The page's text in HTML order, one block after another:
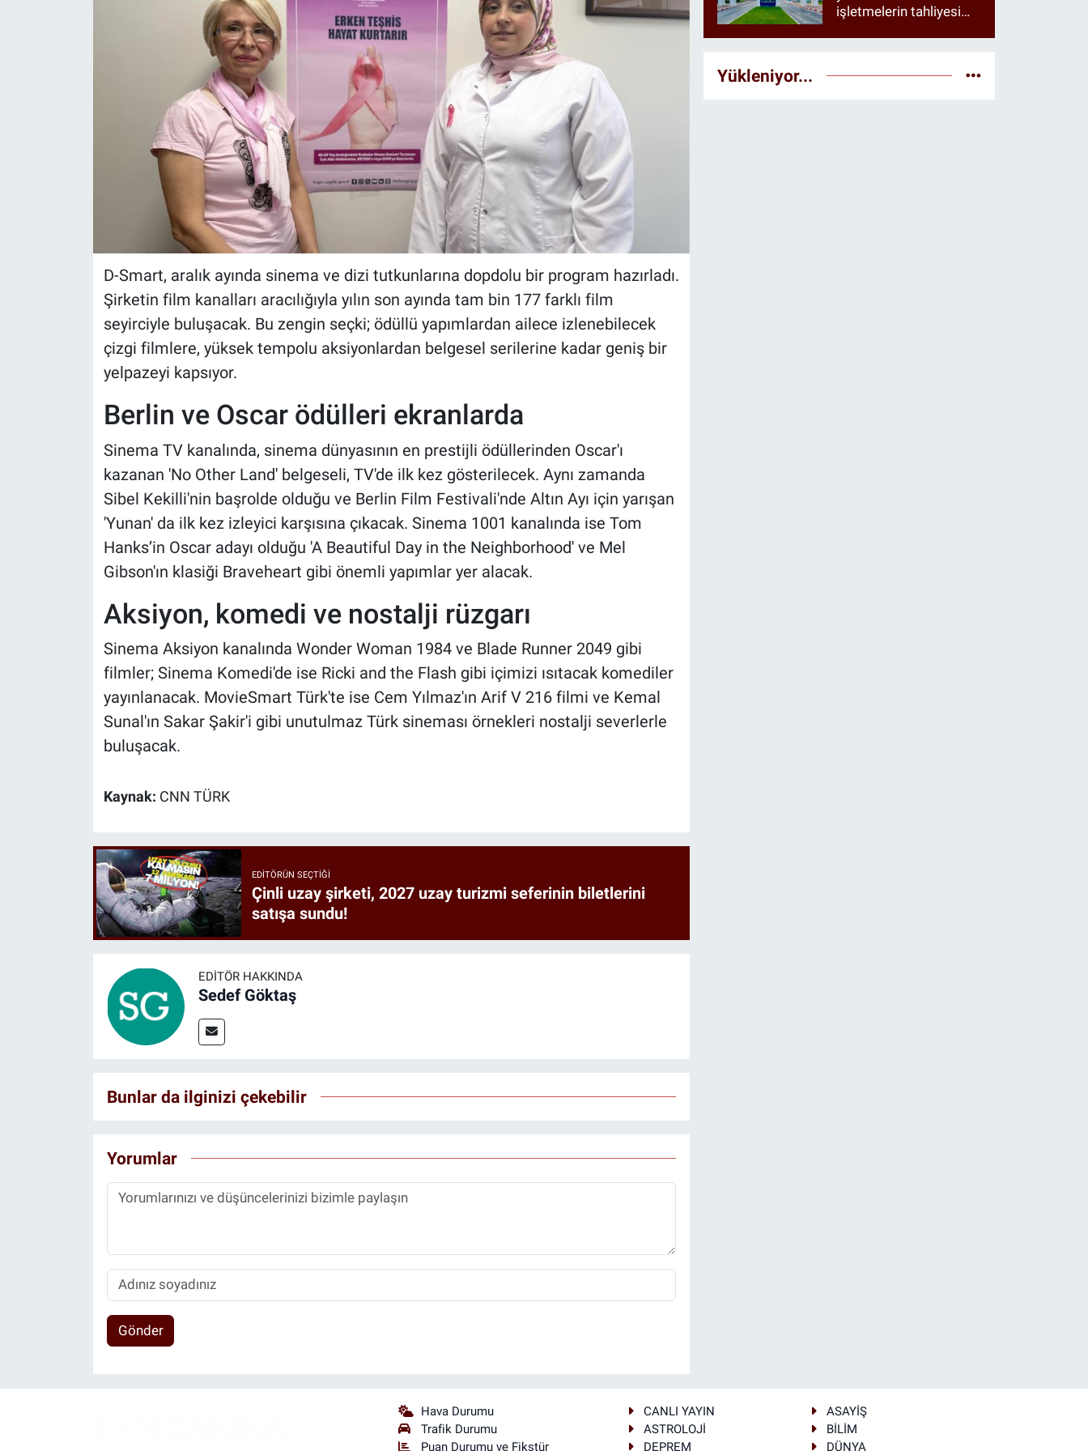
D-Smart, aralık ayında sinema ve dizi tutkunlarına dopdolu bir program hazırladı.
Şirketin film kanalları aracılığıyla yılın son ayında tam bin 177 farklı film
seyirciyle buluşacak. Bu zengin seçki; ödüllü yapımlardan ailece izlenebilecek
çizgi filmlere, yüksek tempolu aksiyonlardan belgesel serilerine kadar geniş bir
yelpazeyi kapsıyor.
Berlin ve Oscar ödülleri ekranlarda
Sinema TV kanalında, sinema dünyasının en prestijli ödüllerinden Oscar'ı
kazanan 'No Other Land' belgeseli, TV'de ilk kez gösterilecek. Aynı zamanda
Sibel Kekilli'nin başrolde olduğu ve Berlin Film Festivali'nde Altın Ayı için yarışan
'Yunan' da ilk kez izleyici karşısına çıkacak. Sinema 1001 kanalında ise Tom
Hanks’in Oscar adayı olduğu 'A Beautiful Day in the Neighborhood' ve Mel
Gibson'ın klasiği Braveheart gibi önemli yapımlar yer alacak.
Aksiyon, komedi ve nostalji rüzgarı
Sinema Aksiyon kanalında Wonder Woman 1984 ve Blade Runner 2049 gibi
filmler; Sinema Komedi'de ise Ricki and the Flash gibi içimizi ısıtacak komediler
yayınlanacak. MovieSmart Türk'te ise Cem Yılmaz'ın Arif V 216 filmi ve Kemal
Sunal'ın Sakar Şakir'i gibi unutulmaz Türk sineması örnekleri nostalji severlerle
buluşacak.
Kaynak: CNN TÜRK
EDITÖRÜN SEÇTIĞI
Çinli uzay şirketi, 2027 uzay turizmi seferinin biletlerini
satışa sundu!
EDITÖR HAKKINDA
Sedef Göktaş
Bunlar da ilginizi çekebilir
Yorumlar
Gönder
işletmelerin tahliyesi
Yükleniyor...
Hava Durumu
Trafik Durumu
Puan Durumu ve Fikstür
CANLI YAYIN
ASAYİŞ
ASTROLOJİ
BİLİM
DEPREM
DÜNYA